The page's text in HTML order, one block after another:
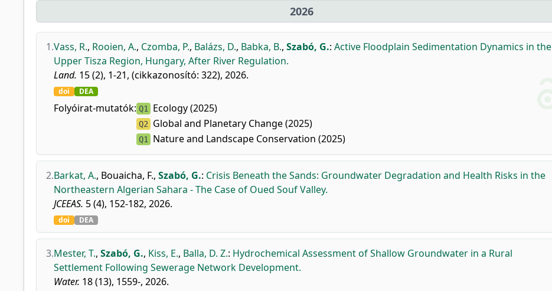
2026
1.Vass, R., Rooien, A., Czomba, P., Balázs, D., Babka, B., Szabó, G.: Active Floodplain Sedimentation Dynamics in the
Upper Tisza Region, Hungary, After River Regulation.
Land. 15 (2), 1-21, (cikkazonosító: 322), 2026.
doi DEA
Folyóirat-mutatók: Q1 Ecology (2025)
Q2 Global and Planetary Change (2025)
Q1 Nature and Landscape Conservation (2025)
2.Barkat, A., Bouaicha, F., Szabó, G.: Crisis Beneath the Sands: Groundwater Degradation and Health Risks in the
Northeastern Algerian Sahara - The Case of Oued Souf Valley.
JCEEAS. 5 (4), 152-182, 2026.
doi DEA
3.Mester, T., Szabó, G., Kiss, E., Balla, D. Z.: Hydrochemical Assessment of Shallow Groundwater in a Rural
Settlement Following Sewerage Network Development.
Water. 18 (13), 1559-, 2026.